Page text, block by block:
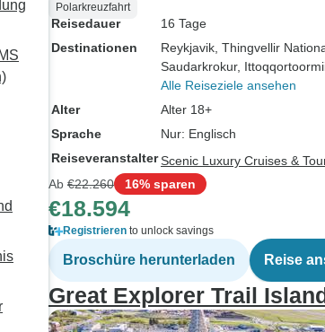
Polarkreuzfahrt
Reisedauer
16 Tage
Destinationen
Reykjavik , Thingvellir
Saudarkrokur,
Alle Reiseziele ansehen
Alter
Alter 18+
Sprache
Nur: Englisch
ReiseveranstalterScenic Luxury Cruises &
Ab €22.260 16% sparen
€18.594
Registrieren to unlock savings
Broschüre herunterladen Reise
Great Explorer Trail